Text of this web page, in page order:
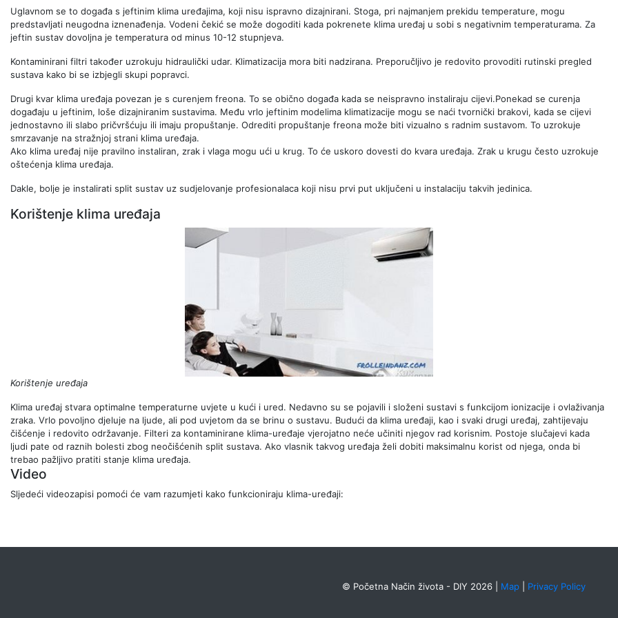
Uglavnom se to događa s jeftinim klima uređajima, koji nisu ispravno dizajnirani. Stoga, pri najmanjem prekidu temperature, mogu
predstavljati neugodna iznenađenja. Vodeni čekić se može dogoditi kada pokrenete klima uređaj u sobi s negativnim temperaturama. Za
jeftin sustav dovoljna je temperatura od minus 10-12 stupnjeva.
Kontaminirani filtri također uzrokuju hidraulički udar. Klimatizacija mora biti nadzirana. Preporučljivo je redovito provoditi rutinski pregled
sustava kako bi se izbjegli skupi popravci.
Drugi kvar klima uređaja povezan je s curenjem freona. To se obično događa kada se neispravno instaliraju cijevi.Ponekad se curenja
događaju u jeftinim, loše dizajniranim sustavima. Među vrlo jeftinim modelima klimatizacije mogu se naći tvornički brakovi, kada se cijevi
jednostavno ili slabo pričvršćuju ili imaju propuštanje. Odrediti propuštanje freona može biti vizualno s radnim sustavom. To uzrokuje
smrzavanje na stražnjoj strani klima uređaja.
Ako klima uređaj nije pravilno instaliran, zrak i vlaga mogu ući u krug. To će uskoro dovesti do kvara uređaja. Zrak u krugu često uzrokuje
oštećenja klima uređaja.
Dakle, bolje je instalirati split sustav uz sudjelovanje profesionalaca koji nisu prvi put uključeni u instalaciju takvih jedinica.
Korištenje klima uređaja
Korištenje uređaja
Klima uređaj stvara optimalne temperaturne uvjete u kući i ured. Nedavno su se pojavili i složeni sustavi s funkcijom ionizacije i ovlaživanja
zraka. Vrlo povoljno djeluje na ljude, ali pod uvjetom da se brinu o sustavu. Budući da klima uređaji, kao i svaki drugi uređaj, zahtijevaju
čišćenje i redovito održavanje. Filteri za kontaminirane klima-uređaje vjerojatno neće učiniti njegov rad korisnim. Postoje slučajevi kada
ljudi pate od raznih bolesti zbog neočišćenih split sustava. Ako vlasnik takvog uređaja želi dobiti maksimalnu korist od njega, onda bi
trebao pažljivo pratiti stanje klima uređaja.
Video
Sljedeći videozapisi pomoći će vam razumjeti kako funkcioniraju klima-uređaji:
© Početna Način života - DIY 2026| Map| Privacy Policy